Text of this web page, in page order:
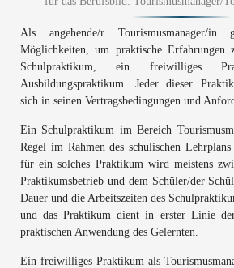
Als angehende/r Tourismusmanager/in
Möglichkeiten, um praktische Erfahrungen
Schulpraktikum, ein freiwilliges
Ausbildungspraktikum. Jeder dieser
sich in seinen Vertragsbedingungen und
Ein Schulpraktikum im Bereich
Regel im Rahmen des schulischen
für ein solches Praktikum wird meistens
Praktikumsbetrieb und dem Schüler/der
Dauer und die Arbeitszeiten des
und das Praktikum dient in erster Linie
praktischen Anwendung des Gelernten.
Ein freiwilliges Praktikum als